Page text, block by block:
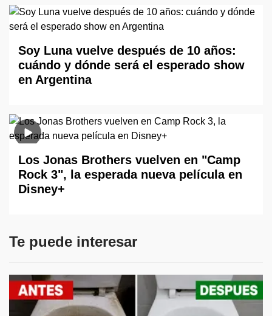
Soy Luna vuelve después de 10 años:
cuándo y dónde será el esperado show
en Argentina
Los Jonas Brothers vuelven en "Camp
Rock 3", la esperada nueva película en
Disney+
Te puede interesar